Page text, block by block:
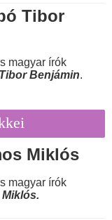
Tibor
magyar írók
Benjámin.
Miklós
magyar írók